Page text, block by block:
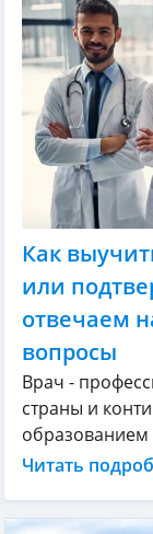
Как
или
отвечаем
вопросы
Врач -
страны и
образованием
Читать